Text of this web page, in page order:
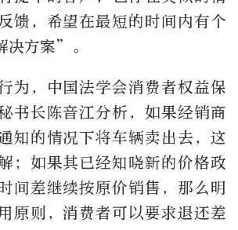
馈，希望在最短的时间内有个
决方案”。
为，中国法学会消费者权益保
书长陈音江分析，如果经销商
知的情况下将车辆卖出去，这
；如果其已经知晓新的价格政
间差继续按原价销售，那么明
原则，消费者可以要求退还差